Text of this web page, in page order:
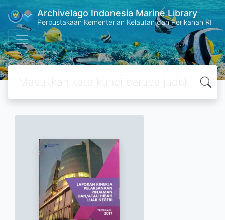
Archivelago Indonesia Marine Library
Perpustakaan Kementerian Kelautan dan Perikanan RI